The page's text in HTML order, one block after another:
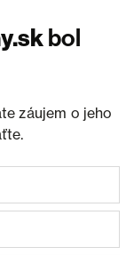
bol
záujem o jeho